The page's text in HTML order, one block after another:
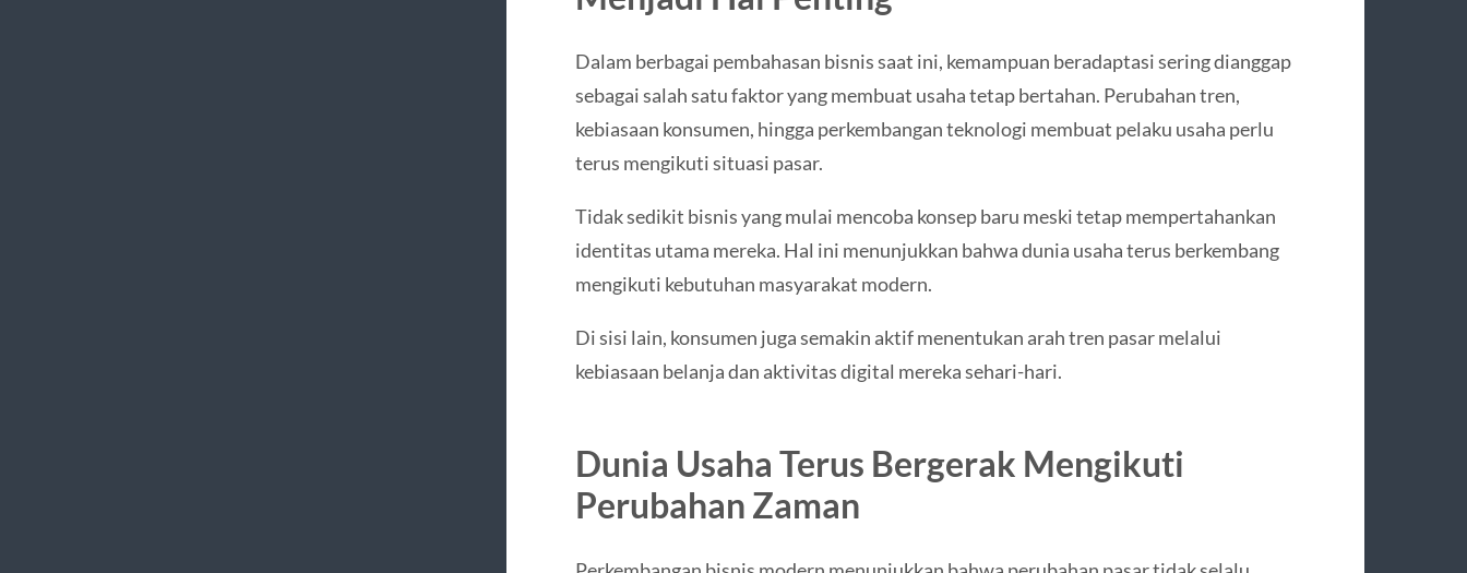
Dalam berbagai pembahasan bisnis saat ini, kemampuan beradaptasi sering dianggap
sebagai salah satu faktor yang membuat usaha tetap bertahan. Perubahan tren,
kebiasaan konsumen, hingga perkembangan teknologi membuat pelaku usaha perlu
terus mengikuti situasi pasar.
Tidak sedikit bisnis yang mulai mencoba konsep baru meski tetap mempertahankan
identitas utama mereka. Hal ini menunjukkan bahwa dunia usaha terus berkembang
mengikuti kebutuhan masyarakat modern.
Di sisi lain, konsumen juga semakin aktif menentukan arah tren pasar melalui
kebiasaan belanja dan aktivitas digital mereka sehari-hari.
Dunia Usaha Terus Bergerak Mengikuti
Perubahan Zaman